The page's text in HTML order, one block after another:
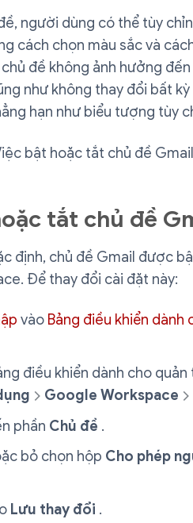
người dùng có thể tùy
cách chọn màu sắc và
đề không ảnh hưởng
như không thay đổi bất
hạn như biểu tượng tùy
bật hoặc tắt chủ đề
tắt chủ đề
định, chủ đề Gmail được
Để thay đổi cài đặt này:
vào Bảng điều khiển
điều khiển dành cho
Google Workspace
phần Chủ đề .
bỏ chọn hộp Cho phép
Lưu thay đổi .